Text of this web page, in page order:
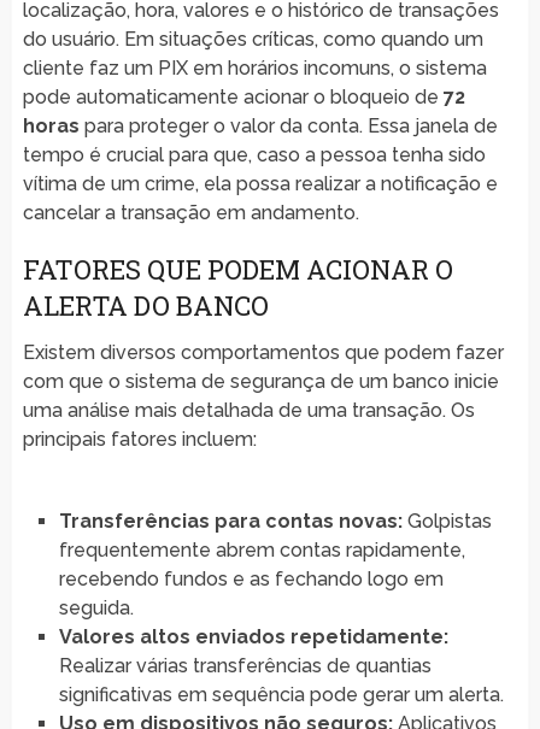
localização, hora, valores e o histórico de transações
do usuário. Em situações críticas, como quando um
cliente faz um PIX em horários incomuns, o sistema
pode automaticamente acionar o bloqueio de 72
horas para proteger o valor da conta. Essa janela de
tempo é crucial para que, caso a pessoa tenha sido
vítima de um crime, ela possa realizar a notificação e
cancelar a transação em andamento.
FATORES QUE PODEM ACIONAR O
ALERTA DO BANCO
Existem diversos comportamentos que podem fazer
com que o sistema de segurança de um banco inicie
uma análise mais detalhada de uma transação. Os
principais fatores incluem:
Transferências para contas novas:Golpistas
frequentemente abrem contas rapidamente,
recebendo fundos e as fechando logo em
seguida.
Valores altos enviados repetidamente:
Realizar várias transferências de quantias
significativas em sequência pode gerar um alerta.
Uso em dispositivos não seguros:Aplicativos